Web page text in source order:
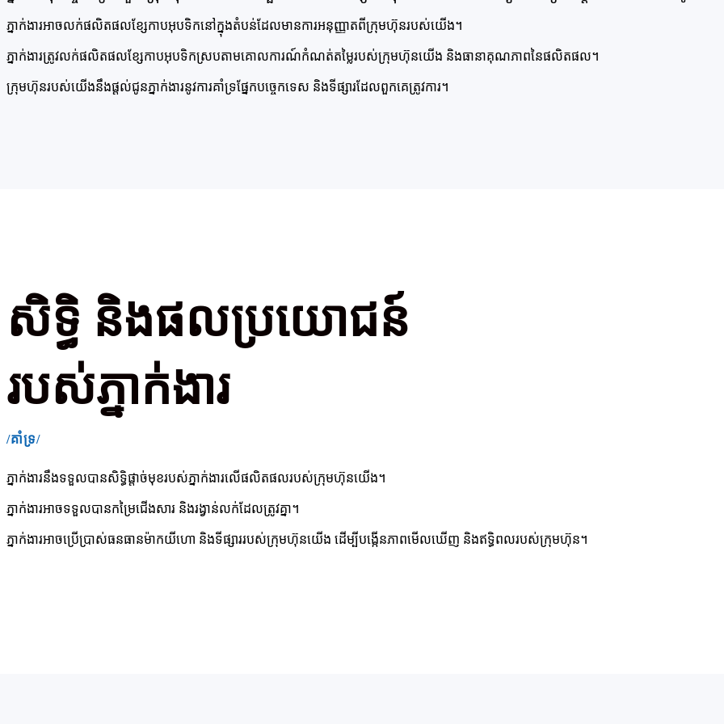
ភ្នាក់ងារអាចលក់ផលិតផលខ្សែកាបអុបទិកនៅក្នុងតំបន់ដែលមានការអនុញ្ញាតពីក្រុមហ៊ុនរបស់យើង។
ភ្នាក់ងារត្រូវលក់ផលិតផលខ្សែកាបអុបទិកស្របតាមគោលការណ៍កំណត់តម្លៃរបស់ក្រុមហ៊ុនយើង និងធានាគុណភាពនៃផលិតផល។
ក្រុមហ៊ុនរបស់យើងនឹងផ្តល់ជូនភ្នាក់ងារនូវការគាំទ្រផ្នែកបច្ចេកទេស និងទីផ្សារដែលពួកគេត្រូវការ។
សិទ្ធិ និងផលប្រយោជន៍
របស់ភ្នាក់ងារ
/គាំទ្រ/
ភ្នាក់ងារនឹងទទួលបានសិទ្ធិផ្តាច់មុខរបស់ភ្នាក់ងារលើផលិតផលរបស់ក្រុមហ៊ុនយើង។
ភ្នាក់ងារអាចទទួលបានកម្រៃជើងសារ និងរង្វាន់លក់ដែលត្រូវគ្នា។
ភ្នាក់ងារអាចប្រើប្រាស់ធនធានម៉ាកយីហោ និងទីផ្សាររបស់ក្រុមហ៊ុនយើង ដើម្បីបង្កើនភាពមើលឃើញ និងឥទ្ធិពលរបស់ក្រុមហ៊ុន។